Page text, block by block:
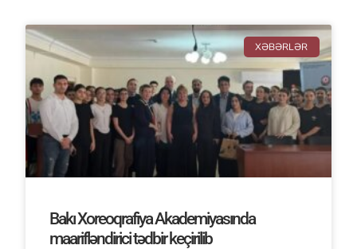
XƏBƏRLƏR
Bakı Xoreoqrafiya Akademiyasında
maarifləndirici tədbir keçirilib